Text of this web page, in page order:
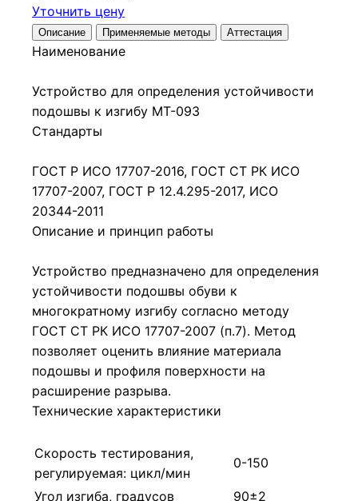
Уточнить цену
Описание Применяемые методы Аттестация
Наименование
Устройство для определения устойчивости
подошвы к изгибу МТ-093
Стандарты
ГОСТ Р ИСО 17707-2016, ГОСТ СТ РК ИСО
17707-2007, ГОСТ Р 12.4.295-2017, ИСО
20344-2011
Описание и принцип работы
Устройство предназначено для определения
устойчивости подошвы обуви к
многократному изгибу согласно методу
ГОСТ СТ РК ИСО 17707-2007 (п.7). Метод
позволяет оценить влияние материала
подошвы и профиля поверхности на
расширение разрыва.
Технические характеристики
Скорость тестирования,
регулируемая: цикл/мин
0-150
Угол изгиба, градусов 90±2